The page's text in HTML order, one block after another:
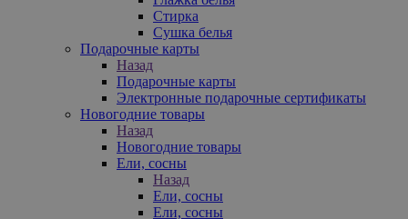
Стирка
Сушка белья
Подарочные карты
Назад
Подарочные карты
Электронные подарочные сертификаты
Новогодние товары
Назад
Новогодние товары
Ели, сосны
Назад
Ели, сосны
Ели, сосны